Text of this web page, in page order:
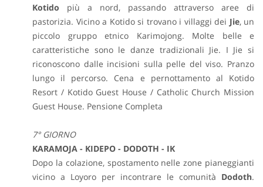
Kotido più a nord, passando attraverso aree di
pastorizia. Vicino a Kotido si trovano i villaggi dei Jie, un
piccolo gruppo etnico Karimojong. Molte belle e
caratteristiche sono le danze tradizionali Jie. I Jie si
riconoscono dalle incisioni sulla pelle del viso. Pranzo
lungo il percorso. Cena e pernottamento al Kotido
Resort / Kotido Guest House / Catholic Church Mission
Guest House. Pensione Completa
7° GIORNO
KARAMOJA - KIDEPO - DODOTH - IK
Dopo la colazione, spostamento nelle zone pianeggianti
vicino a Loyoro per incontrare le comunità Dodoth.